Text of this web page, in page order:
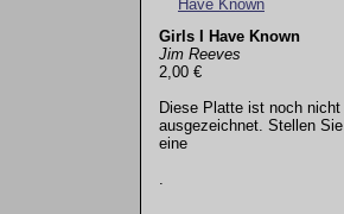
Girls I Have Known
Jim Reeves
2,00 €
Diese Platte ist noch nicht
ausgezeichnet. Stellen Sie
eine
.